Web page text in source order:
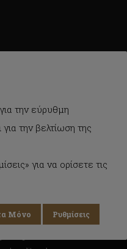
στην πόρτα σας.
κατάστημα.
την εύρυθμη
την βελτίωση της
για να ορίσετε τις
Μόνο Ρυθμίσεις